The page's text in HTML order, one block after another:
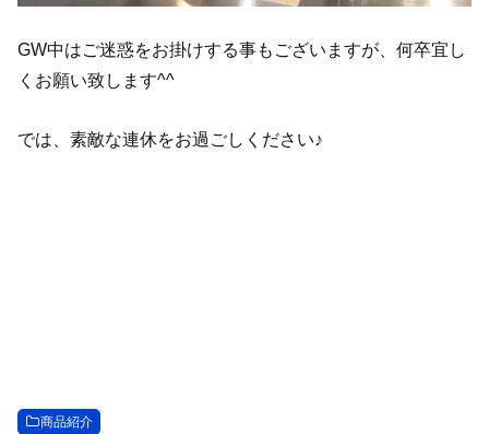
GW中はご迷惑をお掛けする事もございますが、何卒宜し
くお願い致します^^
では、素敵な連休をお過ごしください♪
商品紹介